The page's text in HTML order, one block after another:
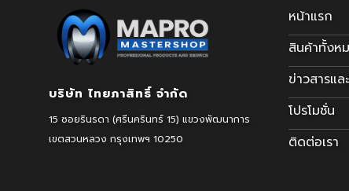
บริษัท ไทยภาสิทธิ์ จำกัด
15 ซอยรินรดา (ศรีนครินทร์ 15) แขวงพัฒนาการ
เขตสวนหลวง กรุงเทพฯ 10250
หน้าแรก
สินค้าทั้งห
ข่าวสารแล
โปรโมชั่น
ติดต่อเรา